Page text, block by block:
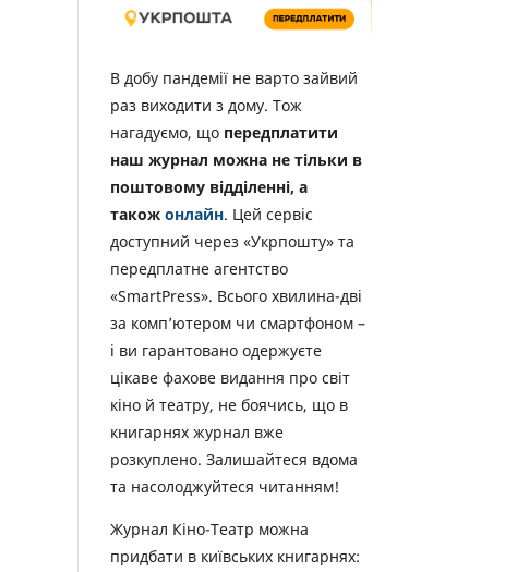
В добу пандемії не варто зайвий
раз виходити з дому. Тож
нагадуємо, що передплатити
наш журнал можна не тільки в
поштовому відділенні, а
також онлайн. Цей сервіс
доступний через «Укрпошту» та
передплатне агентство
«SmartPress». Всього хвилина-дві
за комп’ютером чи смартфоном –
і ви гарантовано одержуєте
цікаве фахове видання про світ
кіно й театру, не боячись, що в
книгарнях журнал вже
розкуплено. Залишайтеся вдома
та насолоджуйтеся читанням!
Журнал Кіно-Театр можна
придбати в київських книгарнях: